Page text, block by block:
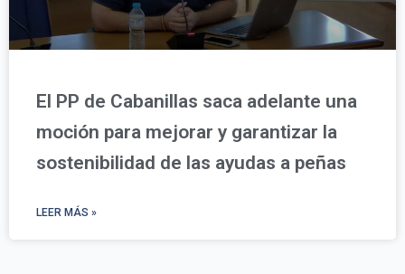
El PP de Cabanillas saca adelante una
moción para mejorar y garantizar la
sostenibilidad de las ayudas a peñas
LEER MÁS »